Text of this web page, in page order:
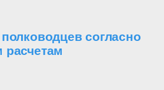
согласно
расчетам